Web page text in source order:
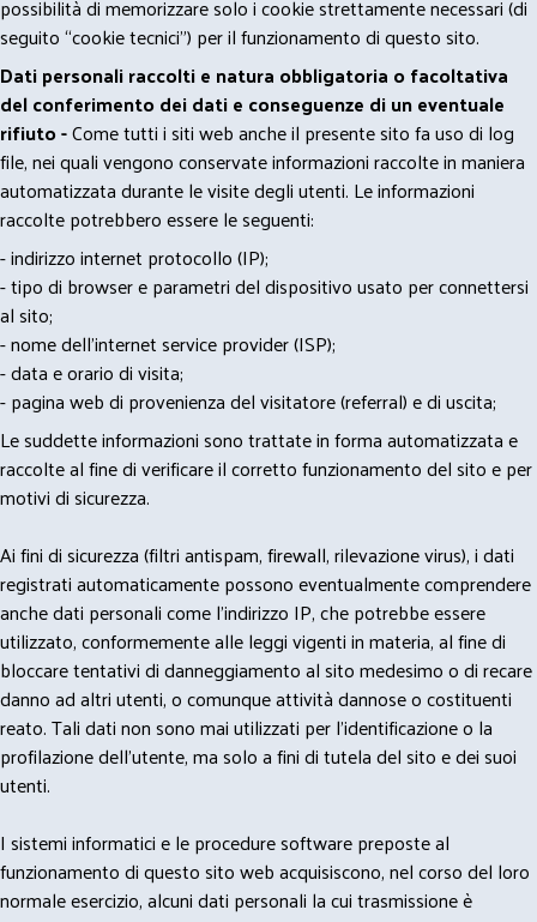
possibilità di memorizzare solo i cookie strettamente necessari (di
seguito “cookie tecnici”) per il funzionamento di questo sito.
Dati personali raccolti e natura obbligatoria o facoltativa
del conferimento dei dati e conseguenze di un eventuale
rifiuto -Come tutti i siti web anche il presente sito fa uso di log
file, nei quali vengono conservate informazioni raccolte in maniera
automatizzata durante le visite degli utenti. Le informazioni
raccolte potrebbero essere le seguenti:
- indirizzo internet protocollo (IP);
- tipo di browser e parametri del dispositivo usato per connettersi
al sito;
- nome dell'internet service provider (ISP);
- data e orario di visita;
- pagina web di provenienza del visitatore (referral) e di uscita;
Le suddette informazioni sono trattate in forma automatizzata e
raccolte al fine di verificare il corretto funzionamento del sito e per
motivi di sicurezza.
Ai fini di sicurezza (filtri antispam, firewall, rilevazione virus), i dati
registrati automaticamente possono eventualmente comprendere
anche dati personali come l'indirizzo IP, che potrebbe essere
utilizzato, conformemente alle leggi vigenti in materia, al fine di
bloccare tentativi di danneggiamento al sito medesimo o di recare
danno ad altri utenti, o comunque attività dannose o costituenti
reato. Tali dati non sono mai utilizzati per l'identificazione o la
profilazione dell'utente, ma solo a fini di tutela del sito e dei suoi
utenti.
I sistemi informatici e le procedure software preposte al
funzionamento di questo sito web acquisiscono, nel corso del loro
normale esercizio, alcuni dati personali la cui trasmissione è